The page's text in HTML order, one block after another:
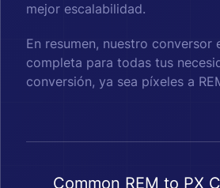
mejor escalabilidad.
En resumen, nuestro conversor
completa para todas tus
conversión, ya sea píxeles a
Common REM to PX